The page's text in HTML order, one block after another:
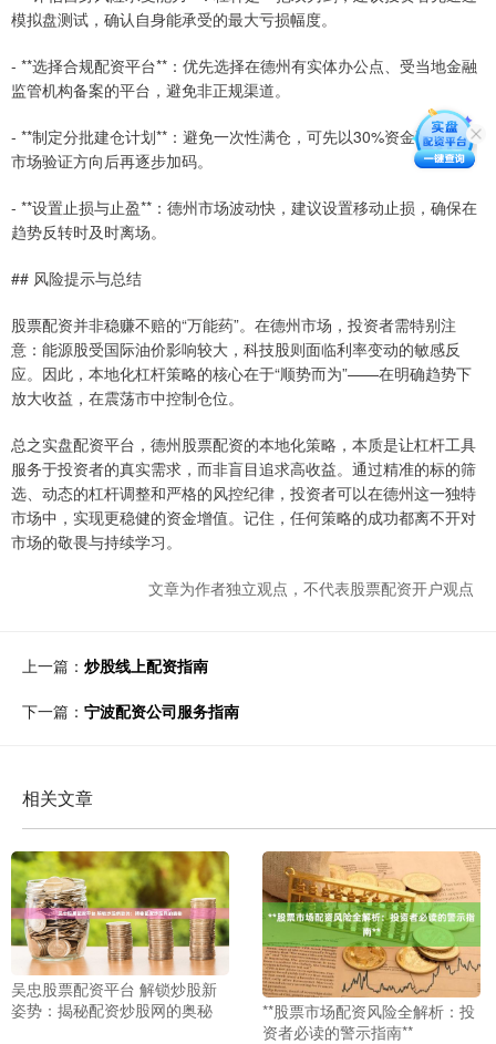
模拟盘测试，确认自身能承受的最大亏损幅度。
- **选择合规配资平台**：优先选择在德州有实体办公点、受当地金融
监管机构备案的平台，避免非正规渠道。
- **制定分批建仓计划**：避免一次性满仓，可先以30%资金试仓，待
市场验证方向后再逐步加码。
- **设置止损与止盈**：德州市场波动快，建议设置移动止损，确保在
趋势反转时及时离场。
## 风险提示与总结
股票配资并非稳赚不赔的“万能药”。在德州市场，投资者需特别注
意：能源股受国际油价影响较大，科技股则面临利率变动的敏感反
应。因此，本地化杠杆策略的核心在于“顺势而为”——在明确趋势下
放大收益，在震荡市中控制仓位。
总之实盘配资平台，德州股票配资的本地化策略，本质是让杠杆工具
服务于投资者的真实需求，而非盲目追求高收益。通过精准的标的筛
选、动态的杠杆调整和严格的风控纪律，投资者可以在德州这一独特
市场中，实现更稳健的资金增值。记住，任何策略的成功都离不开对
市场的敬畏与持续学习。
文章为作者独立观点，不代表股票配资开户观点
上一篇： 炒股线上配资指南
下一篇： 宁波配资公司服务指南
相关文章
吴忠股票配资平台 解锁炒股新
姿势：揭秘配资炒股网的奥秘
**股票市场配资风险全解析：投
资者必读的警示指南**